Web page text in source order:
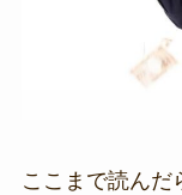
ここまで読んだ